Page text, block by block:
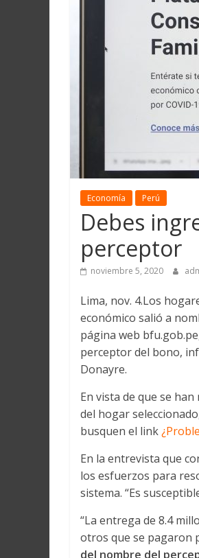
Economía Perú
Debes
perceptor
noviembre 5, 2020
Lima, nov. 4.Los
económico salió a
página web
perceptor del bono,
Donayre.
En vista de que se
del hogar
busquen el link
En la entrevista que
los esfuerzos para
sistema. “Es
“La entrega de 8.4
otros que se pagaron
del nombre del